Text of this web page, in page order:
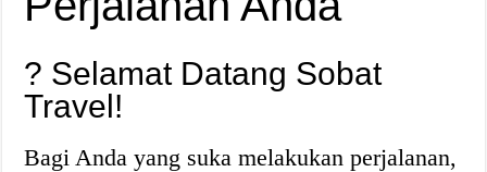
? Selamat Datang Sobat
Travel!
Bagi Anda yang suka melakukan perjalanan,